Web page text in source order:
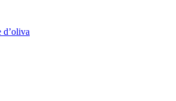
d’oliva